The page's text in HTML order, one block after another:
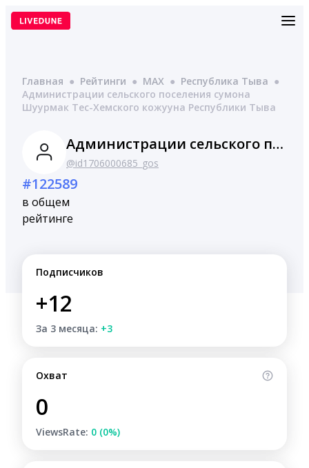
Перейти
Главная ● Рейтинги ● MAX ● Республика Тыва ●
Администрации сельского поселения сумона
Шуурмак Тес-Хемского кожууна Республики Тыва
Администрации сельского поселения сумона Шуурмак Тес-Хемского кожууна Республики Тыва
@id1706000685_gos
#122589
в общем
рейтинге
Подписчиков
+12
За 3 месяца: +3
Охват
0
ViewsRate: 0 (0%)